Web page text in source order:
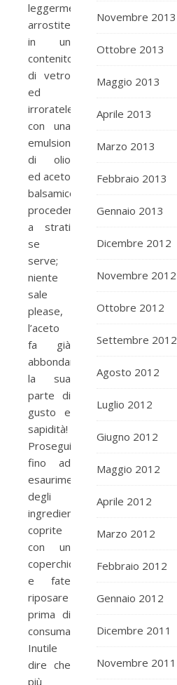
leggermente
arrostite
in un
contenitore
di vetro
ed
irroratele
con una
emulsione
di olio
ed aceto
balsamico
procedendo
a strati
se
serve;
niente
sale
please,
l’aceto
fa già
abbondantemente
la sua
parte di
gusto e
sapidità!
Proseguite
fino ad
esaurimento
degli
ingredienti,
coprite
con un
coperchio
e fate
riposare
prima di
consumarlo.
Inutile
dire che
più
Novembre 2013
Ottobre 2013
Maggio 2013
Aprile 2013
Marzo 2013
Febbraio 2013
Gennaio 2013
Dicembre 2012
Novembre 2012
Ottobre 2012
Settembre 2012
Agosto 2012
Luglio 2012
Giugno 2012
Maggio 2012
Aprile 2012
Marzo 2012
Febbraio 2012
Gennaio 2012
Dicembre 2011
Novembre 2011